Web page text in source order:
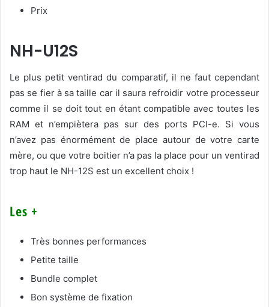
Prix
NH-U12S
Le plus petit ventirad du comparatif, il ne faut cependant
pas se fier à sa taille car il saura refroidir votre processeur
comme il se doit tout en étant compatible avec toutes les
RAM et n’empiètera pas sur des ports PCI-e. Si vous
n’avez pas énormément de place autour de votre carte
mère, ou que votre boitier n’a pas la place pour un ventirad
trop haut le NH-12S est un excellent choix !
Les +
Très bonnes performances
Petite taille
Bundle complet
Bon système de fixation